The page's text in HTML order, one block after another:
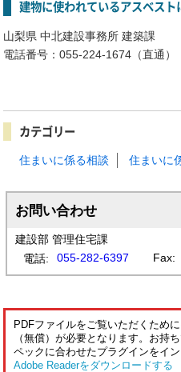
建物に使われているアスベスト
山梨県 中北建設事務所 建築課
電話番号：055-224-1674（直通）
カテゴリー
住まいに係る相談 住まいに
お問い合わせ
建設部 管理住宅課
電話:
055-282-6397 Fax:
PDFファイルをご覧いただくため
（無償）が必要となります。お持
ペックに合わせたプラグインをイ
Adobe Readerをダウンロードする